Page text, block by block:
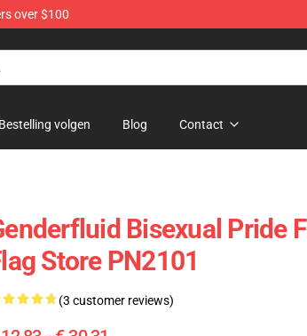
over $100
Bestelling volgen Blog Contact
Bisexual Pride
Store PN2101
(3 customer reviews)